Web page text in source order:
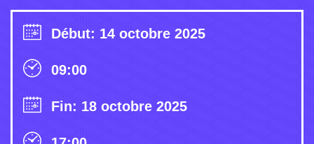
Début: 14 octobre 2025
09:00
Fin: 18 octobre 2025